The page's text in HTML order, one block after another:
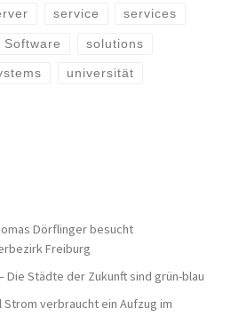
service services
Software solutions
universität
Dörflinger besucht
Freiburg
Die Städte der Zukunft sind grün-blau
verbraucht ein Aufzug im